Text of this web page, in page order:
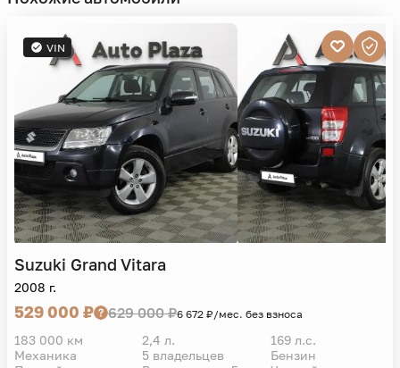
VIN
Suzuki Grand Vitara
2008 г.
529 000 ₽ 629 000 ₽6 672 ₽/мес. без взноса
183 000 км 2,4 л.
169 л.с.
Механика
5 владельцев
Бензин